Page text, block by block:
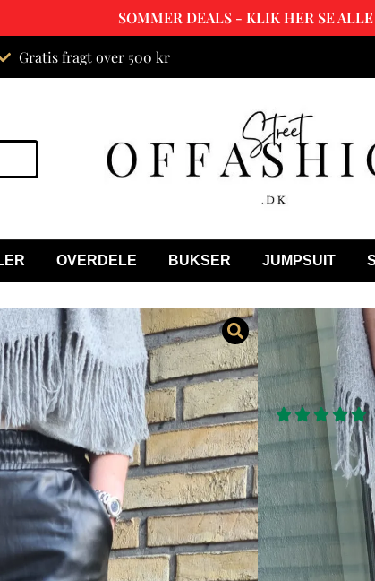
SOMMER DEALS - KLIK HER SE
Gratis fragt over 500 kr
OVERDELE BUKSER JUMPSUIT
Yara
149.00kr.
Er du vil med
Så er de her
Lækker sort
Mega nice
Lommer i